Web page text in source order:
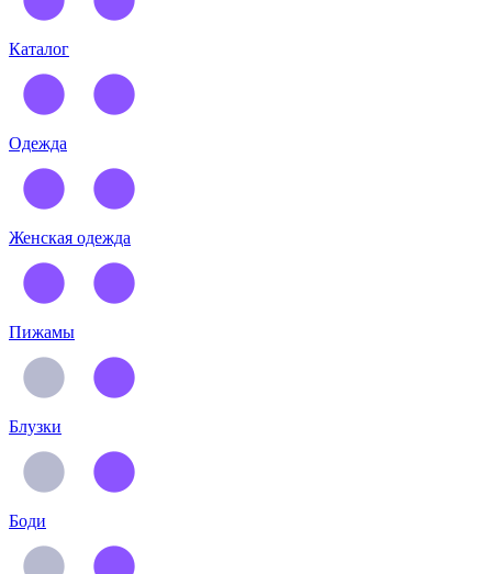
Каталог
Одежда
Женская одежда
Пижамы
Блузки
Боди